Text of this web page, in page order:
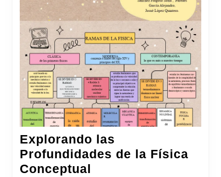
Explorando las
Profundidades de la Física
Conceptual